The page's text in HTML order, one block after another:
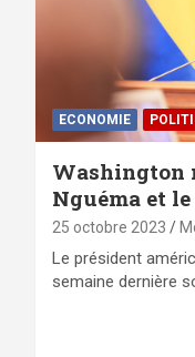
ECONOMIE
Washington
Nguéma et
25 octobre 2023
Le président
semaine dernière